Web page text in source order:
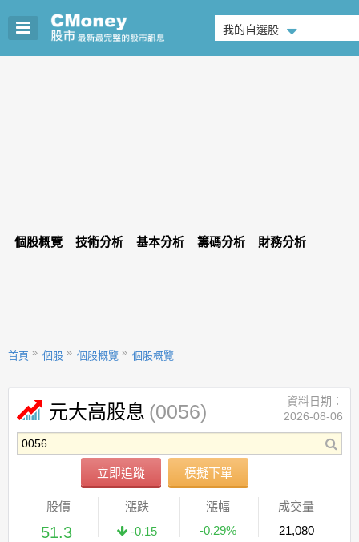
我的自選股
個股概覽 技術分析 基本分析 籌碼分析 財務分析
首頁 個股 個股概覽 個股概覽
元大高股息 (0056)
立即追蹤 模擬下單
資料日期：
2026-08-06
股價
51.3
漲跌
-0.15
漲幅
-0.29%
成交量
21,080